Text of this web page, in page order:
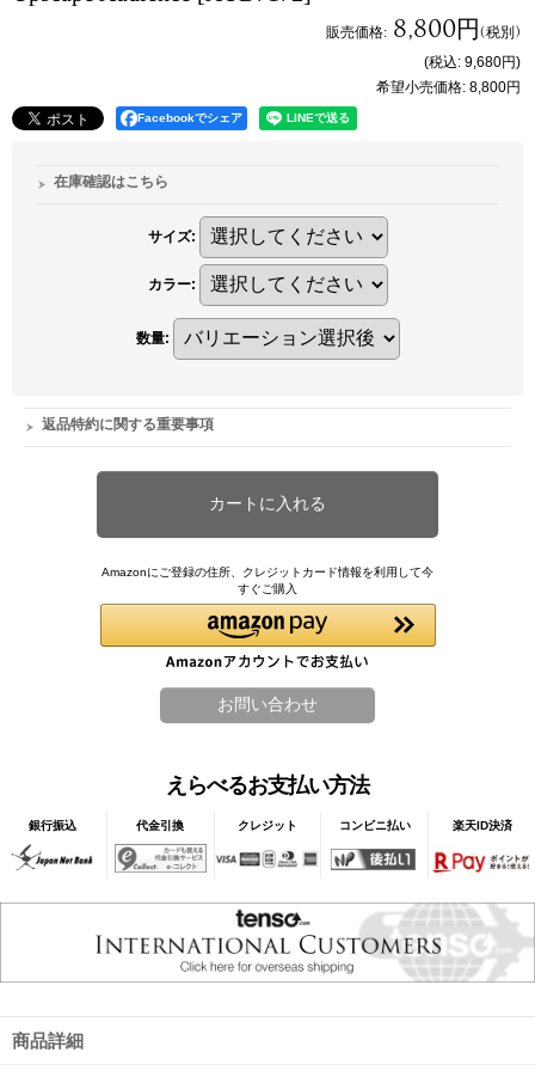
販売価格: 8,800円(税別)
(税込: 9,680円)
希望小売価格: 8,800円
Facebookでシェア
在庫確認はこちら
サイズ:
カラー:
数量:
返品特約に関する重要事項
Amazonにご登録の住所、クレジットカード情報を利用して今
すぐご購入
えらべるお支払い方法
銀行振込 代金引換 クレジット コンビニ払い 楽天ID決済
商品詳細